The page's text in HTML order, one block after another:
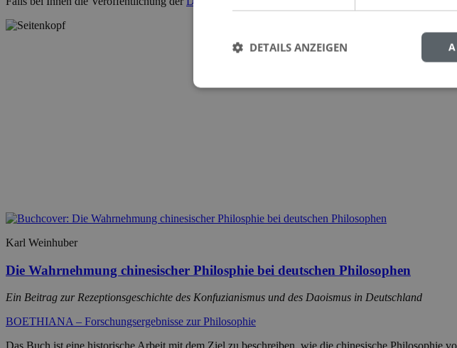
Karl Weinhuber
Die Wahrnehmung chinesischer Philosphie bei deutschen Philosophen
Ein Beitrag zur Rezeptionsgeschichte des Konfuzianismus und des Daoismus in Deutschland
BOETHIANA – Forschungsergebnisse zur Philosophie
DETAILS ANZEIGEN